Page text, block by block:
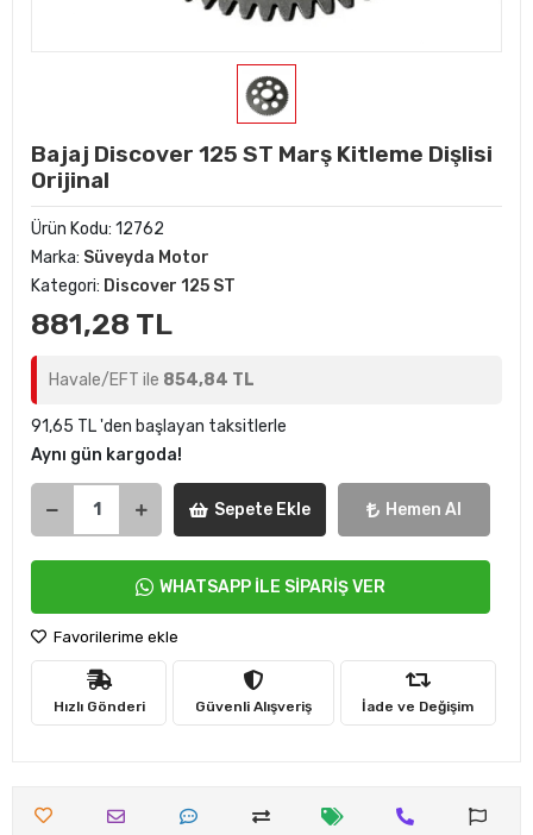
Bajaj Discover 125 ST Marş Kitleme Dişlisi
Orijinal
Ürün Kodu: 12762
Marka: Süveyda Motor
Kategori: Discover 125 ST
881,28 TL
Havale/EFT ile 854,84 TL
91,65 TL 'den başlayan taksitlerle
Aynı gün kargoda!
Sepete Ekle Hemen Al
WHATSAPP İLE SİPARİŞ VER
Favorilerime ekle
Hızlı Gönderi Güvenli Alışveriş İade ve Değişim